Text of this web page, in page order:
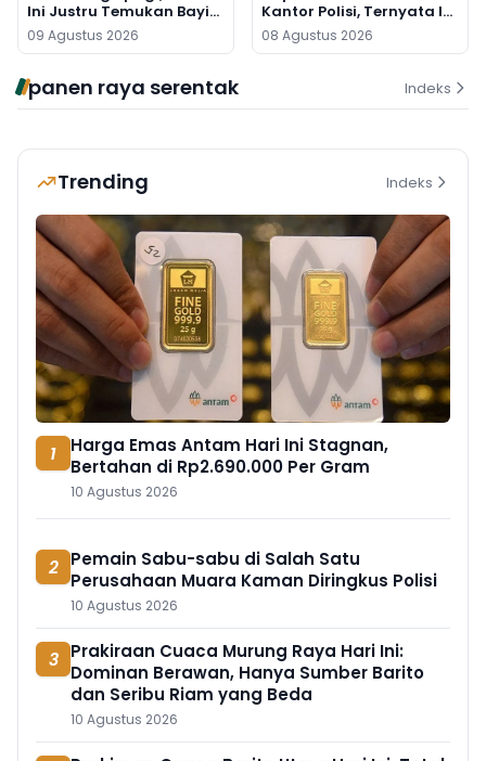
Ini Justru Temukan Bayi
Baru Lahir di Pos Kamling
09 Agustus 2026
Kantor Polisi, Ternyata Ini
Penyebabnya
08 Agustus 2026
panen raya serentak Indeks
Trending Indeks
1
Harga Emas Antam Hari Ini Stagnan,
Bertahan di Rp2.690.000 Per Gram
10 Agustus 2026
2 Pemain Sabu-sabu di Salah Satu
Perusahaan Muara Kaman Diringkus Polisi
10 Agustus 2026
3 Prakiraan Cuaca Murung Raya Hari Ini:
Dominan Berawan, Hanya Sumber Barito
dan Seribu Riam yang Beda
10 Agustus 2026